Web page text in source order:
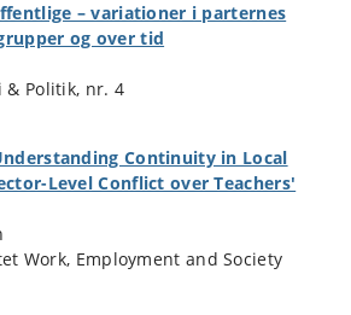
– variationer i parternes
og over tid
Politik, nr. 4
Continuity in Local
Level Conflict over Teachers'
Work, Employment and Society